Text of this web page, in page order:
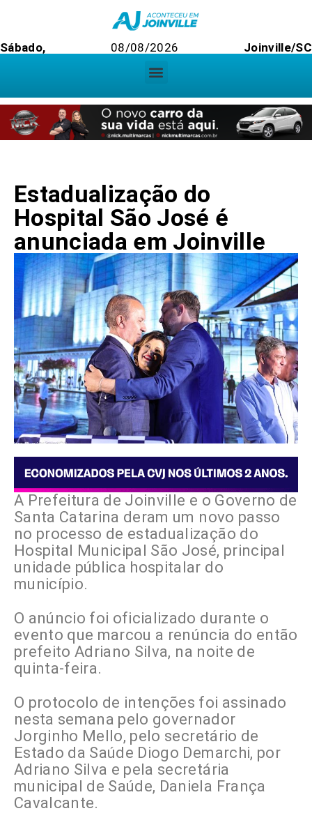
Sábado, 08/08/2026 Joinville/SC
Estadualização do
Hospital São José é
anunciada em Joinville
A Prefeitura de Joinville e o Governo de
Santa Catarina deram um novo passo
no processo de estadualização do
Hospital Municipal São José, principal
unidade pública hospitalar do
município.
O anúncio foi oficializado durante o
evento que marcou a renúncia do então
prefeito Adriano Silva, na noite de
quinta-feira.
O protocolo de intenções foi assinado
nesta semana pelo governador
Jorginho Mello, pelo secretário de
Estado da Saúde Diogo Demarchi, por
Adriano Silva e pela secretária
municipal de Saúde, Daniela França
Cavalcante.